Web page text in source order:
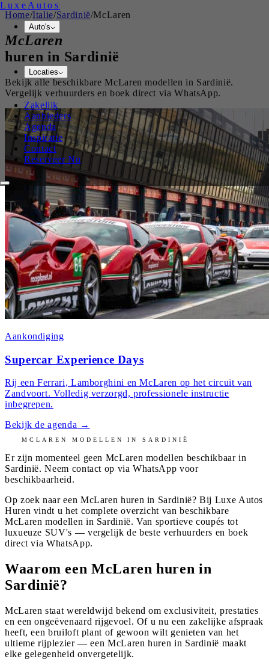
Luxe Autos
Auto's
Locaties
Zakelijk
Aanbieders
Agenda
Inspiratie
Contact
Reserveer Nu
Home/Italie/Sardinië/McLaren
McLaren
huren in Sardinië
Bekijk alle beschikbareMcLaren modellen in Sardinië.
Vergelijk verhuurders en boek direct via WhatsApp.
Aankondiging
Supercar Experience Days
Rij een Ferrari, Lamborghini en McLaren op het circuit van
Zandvoort. Volledig verzorgd, professionele instructie
inbegrepen.
Bekijk de agenda →
MCLAREN MODELLEN INSARDINIË
Er zijn momenteel geen McLaren modellen beschikbaar in
Sardinië. Neem contact op via WhatsApp voor
beschikbaarheid.
Op zoek naar een McLaren huren in Sardinië? Bij Luxe Autos
Huren vindt u het complete overzicht van beschikbare
McLaren modellen in Sardinië. Van sportieve coupés tot
luxueuze SUV's — vergelijk de beste verhuurders en boek
direct via WhatsApp.
Waarom een McLaren huren in
Sardinië?
McLaren staat wereldwijd bekend om exclusiviteit, prestaties
en een ongeëvenaard rijgevoel. Of u nu een zakelijke afspraak
heeft, een bruiloft plant of gewoon wilt genieten van het
ultieme rijplezier — een McLaren huren in Sardinië maakt
elke gelegenheid onvergetelijk.